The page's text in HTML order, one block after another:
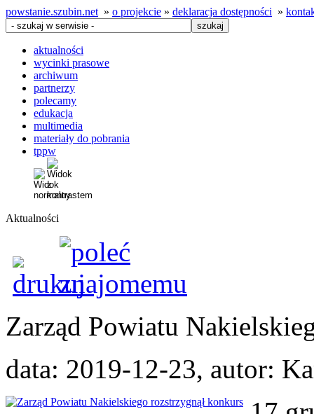
powstanie.szubin.net » o projekcie » deklaracja dostępności »
aktualności
wycinki prasowe
archiwum
partnerzy
polecamy
edukacja
multimedia
materiały do pobrania
tppw
Aktualności
Zarząd Powiatu
data: 2019-12-23, autor: